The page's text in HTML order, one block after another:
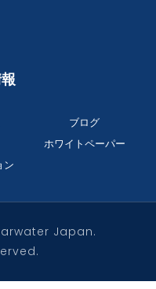
ン
ブログ
ホワイトペーパー
Japan.